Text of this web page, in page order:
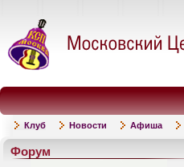
Клуб Новости Афиша
Форум